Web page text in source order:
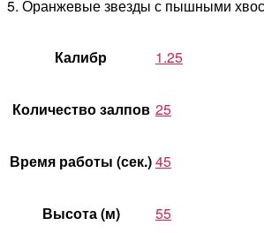
5. Оранжевые звезды с пышными
Калибр 1.25
Количество залпов 25
Время работы (сек.)45
Высота (м) 55